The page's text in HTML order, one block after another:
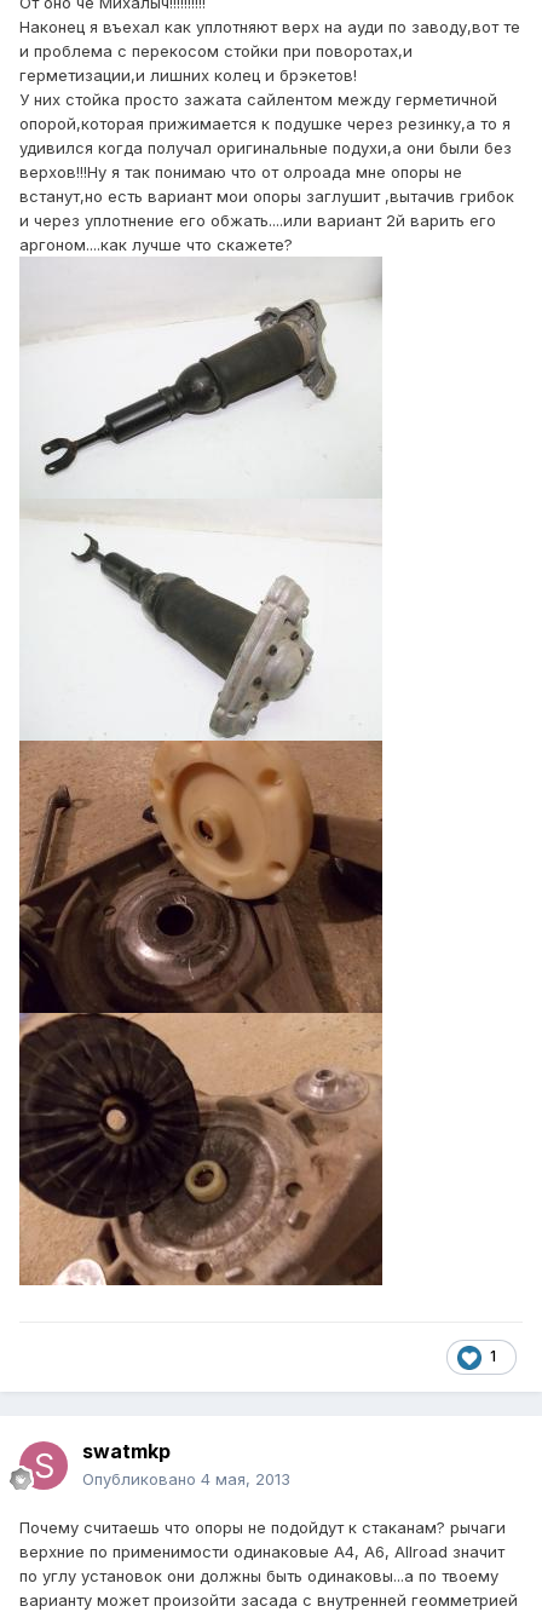
Наконец я въехал как уплотняют верх на ауди по заводу,вот те
и проблема с перекосом стойки при поворотах,и
герметизации,и лишних колец и брэкетов!
У них стойка просто зажата сайлентом между герметичной
опорой,которая прижимается к подушке через резинку,а то я
удивился когда получал оригинальные подухи,а они были без
верхов!!!Ну я так понимаю что от олроада мне опоры не
встанут,но есть вариант мои опоры заглушит ,вытачив грибок
и через уплотнение его обжать....или вариант 2й варить его
аргоном....как лучше что скажете?
1
swatmkp
Опубликовано 4 мая, 2013
Почему считаешь что опоры не подойдут к стаканам? рычаги
верхние по применимости одинаковые А4, А6, Allroad значит
по углу установок они должны быть одинаковы...а по твоему
варианту может произойти засада с внутренней геомметрией